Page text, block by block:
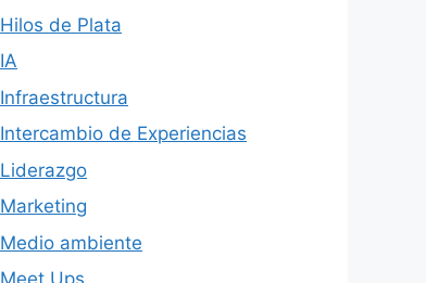
Hilos de Plata
IA
Infraestructura
Intercambio de Experiencias
Liderazgo
Marketing
Medio ambiente
Meet Ups